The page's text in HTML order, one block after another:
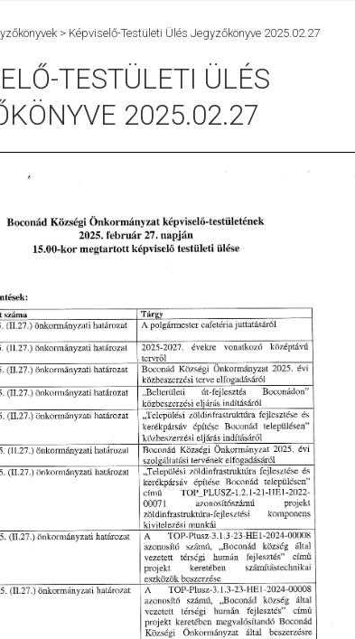
> Képviselő-Testületi Ülés Jegyzőkönyve 2025.02.27
TESTÜLETI ÜLÉS
2025.02.27